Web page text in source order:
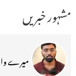
مشہور خبریں
میرے